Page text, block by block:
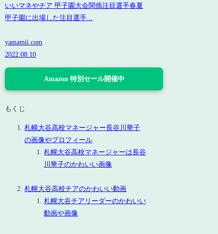
いいマネやチア 甲子園大会関係注目選手春夏
甲子園に出場した注目選手...
yamamii.com
2022.08.10
Amazon 特別セール開催中
もくじ
札幌大谷高校マネージャー長谷川華子
の画像やプロフィール
札幌大谷高校マネージャーは長谷
川華子のかわいい画像
札幌大谷高校チアのかわいい動画
札幌大谷チアリーダーのかわいい
動画や画像